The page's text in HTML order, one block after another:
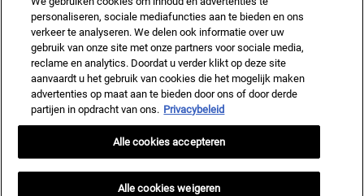
personaliseren, sociale mediafuncties aan te bieden en ons
verkeer te analyseren. We delen ook informatie over uw
gebruik van onze site met onze partners voor sociale media,
reclame en analytics. Doordat u verder klikt op deze site
aanvaardt u het gebruik van cookies die het mogelijk maken
advertenties op maat aan te bieden door ons of door derde
partijen in opdracht van ons. Privacybeleid
Alle cookies weigeren
Alle cookies accepteren